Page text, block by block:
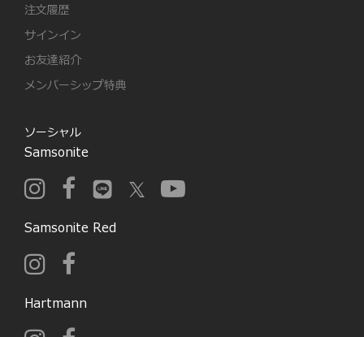
注文履歴
サインイン
お友達紹介
メンバーシップ特典
ソーシャル
Samsonite
Samsonite Red
Hartmann